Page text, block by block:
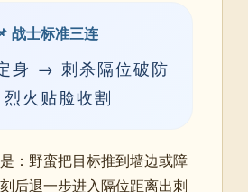
战士标准三连
身 → 刺杀隔位破防
火贴脸收割
：野蛮把目标推到墙边或障
后退一步进入隔位距离出刺